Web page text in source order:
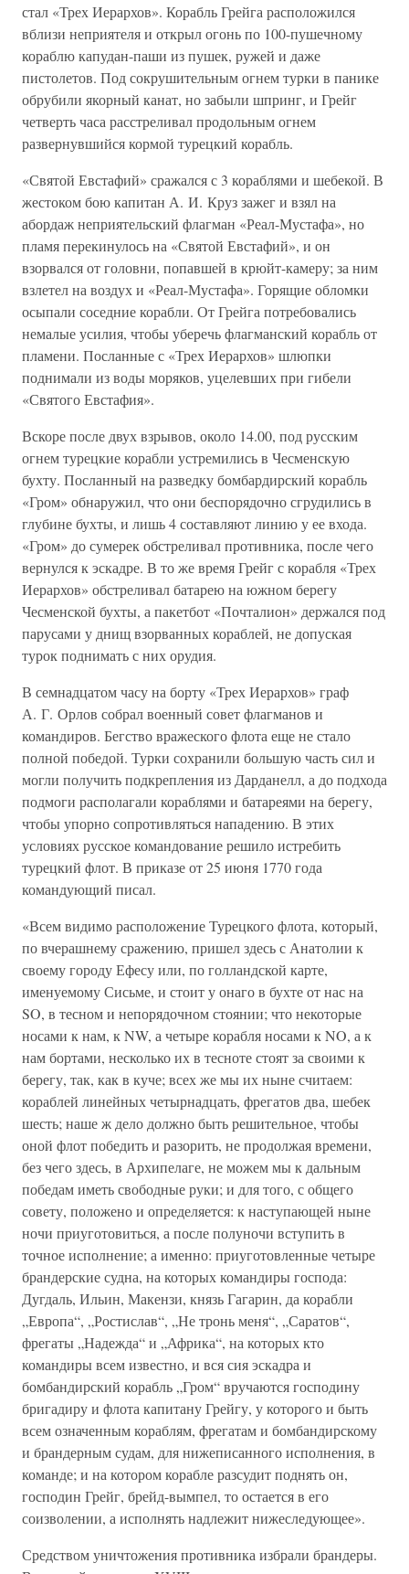
стал «Трех Иерархов». Корабль Грейга расположился
вблизи неприятеля и открыл огонь по 100-пушечному
кораблю капудан-паши из пушек, ружей и даже
пистолетов. Под сокрушительным огнем турки в панике
обрубили якорный канат, но забыли шпринг, и Грейг
четверть часа расстреливал продольным огнем
развернувшийся кормой турецкий корабль.
«Святой Евстафий» сражался с 3 кораблями и шебекой. В
жестоком бою капитан А. И. Круз зажег и взял на
абордаж неприятельский флагман «Реал-Мустафа», но
пламя перекинулось на «Святой Евстафий», и он
взорвался от головни, попавшей в крюйт-камеру; за ним
взлетел на воздух и «Реал-Мустафа». Горящие обломки
осыпали соседние корабли. От Грейга потребовались
немалые усилия, чтобы уберечь флагманский корабль от
пламени. Посланные с «Трех Иерархов» шлюпки
поднимали из воды моряков, уцелевших при гибели
«Святого Евстафия».
Вскоре после двух взрывов, около 14.00, под русским
огнем турецкие корабли устремились в Чесменскую
бухту. Посланный на разведку бомбардирский корабль
«Гром» обнаружил, что они беспорядочно сгрудились в
глубине бухты, и лишь 4 составляют линию у ее входа.
«Гром» до сумерек обстреливал противника, после чего
вернулся к эскадре. В то же время Грейг с корабля «Трех
Иерархов» обстреливал батарею на южном берегу
Чесменской бухты, а пакетбот «Почталион» держался под
парусами у днищ взорванных кораблей, не допуская
турок поднимать с них орудия.
В семнадцатом часу на борту «Трех Иерархов» граф
А. Г. Орлов собрал военный совет флагманов и
командиров. Бегство вражеского флота еще не стало
полной победой. Турки сохранили большую часть сил и
могли получить подкрепления из Дарданелл, а до подхода
подмоги располагали кораблями и батареями на берегу,
чтобы упорно сопротивляться нападению. В этих
условиях русское командование решило истребить
турецкий флот. В приказе от 25 июня 1770 года
командующий писал.
«Всем видимо расположение Турецкого флота, который,
по вчерашнему сражению, пришел здесь с Анатолии к
своему городу Ефесу или, по голландской карте,
именуемому Сисьме, и стоит у онаго в бухте от нас на
SO, в тесном и непорядочном стоянии; что некоторые
носами к нам, к NW, а четыре корабля носами к NO, а к
нам бортами, несколько их в тесноте стоят за своими к
берегу, так, как в куче; всех же мы их ныне считаем:
кораблей линейных четырнадцать, фрегатов два, шебек
шесть; наше ж дело должно быть решительное, чтобы
оной флот победить и разорить, не продолжая времени,
без чего здесь, в Архипелаге, не можем мы к дальным
победам иметь свободные руки; и для того, с общего
совету, положено и определяется: к наступающей ныне
ночи приуготовиться, а после полуночи вступить в
точное исполнение; а именно: приуготовленные четыре
брандерские судна, на которых командиры господа:
Дугдаль, Ильин, Макензи, князь Гагарин, да корабли
„Европа“, „Ростислав“, „Не тронь меня“, „Саратов“,
фрегаты „Надежда“ и „Африка“, на которых кто
командиры всем известно, и вся сия эскадра и
бомбандирский корабль „Гром“ вручаются господину
бригадиру и флота капитану Грейгу, у которого и быть
всем означенным кораблям, фрегатам и бомбандирскому
и брандерным судам, для нижеписанного исполнения, в
команде; и на котором корабле разсудит поднять он,
господин Грейг, брейд-вымпел, то остается в его
соизволении, а исполнять надлежит нижеследующее».
Средством уничтожения противника избрали брандеры.